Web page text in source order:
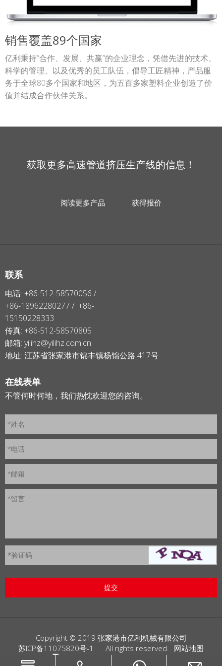
销售覆盖89个国家
亿利秉持“合作、发展、共赢”的企业理念，凭借先进的技术、
科学的管理、以及优秀的员工队伍，倡导工匠精神，产品服
务于全球80多个国家和地区，为五百多家塑料企业创造了价
值并结成合作伙伴关系。
获取更多高速管道挤压生产线的信息！
阅读更多产品 获得报价
联系
电话: +86-512-58570056 /
+86-18962280277 / +86-
15150228333
传真: +86-512-58570805
邮箱: yilihz@yilihz.com.cn
地址: 江苏省张家港市锦丰镇杨锦公路 417号
在线表单
不管何时何地，我们热忱欢迎您的咨询。
*姓名
*电话
*邮箱
*留言
*验证码
Copyright © 2019 张家港市亿利机械有限公司
苏ICP备11075820号-1
All rights reserved. 网站地图
苏公网安备32058202012107号